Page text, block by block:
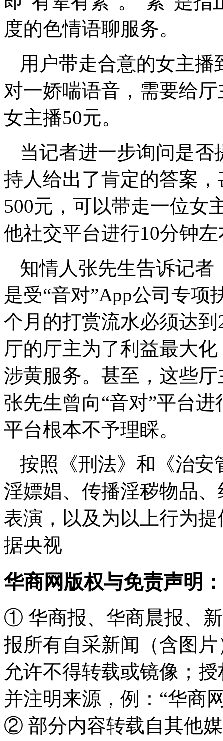
度的色情语聊服务。
用户带走合意的女主
对一娇喘语音，需要给
女主播50元。
当记者进一步询问是
持人给出了肯定的答案
500元，可以带走一位女
他社交平台进行10分钟
知情人张先生告诉记者
是受“音对”App公司专项
个月的打赏流水必须达
厅的厅主为了利益最大
涉黄服务。甚至，这些
张先生曾向“音对”平台
平台根本不予理睬。
按照《刑法》和《治安
淫嫖娼、传播淫秽物品
表演，以及为以上行为
据央视
华商网版权与免责声明：
① 华商报、华商晨报、
报所有自采新闻（含图
允许不得转载或镜像；
并注明来源，例：“华商
② 部分内容转载自其他